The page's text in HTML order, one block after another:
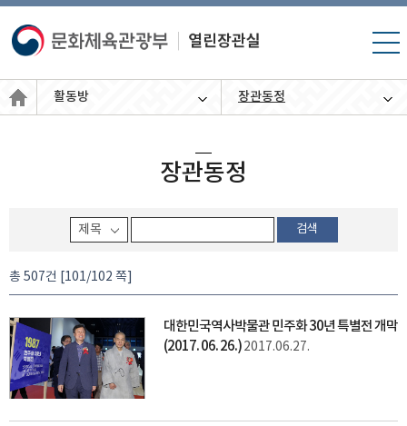
장관동정
활동방 장관동정
검색
총 507건 [101/102 쪽]
대한민국역사박물관 민주화 30년 특별전 개막
(2017. 06. 26.)2017.06.27.